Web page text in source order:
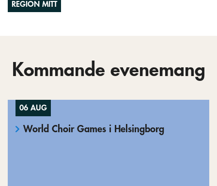
REGION MITT
Kommande evenemang
06 AUG
World Choir Games i Helsingborg